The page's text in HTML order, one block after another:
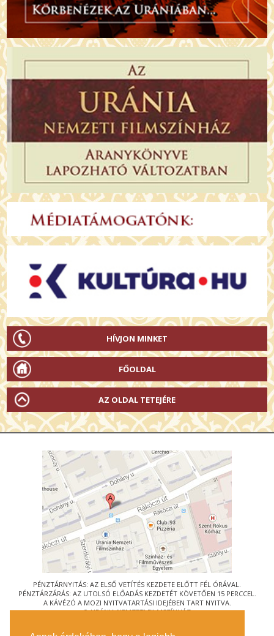
HÍVJON MINKET
FŐOLDAL
AZ OLDAL TETEJÉRE
PÉNZTÁRNYITÁS: AZ ELSŐ VETÍTÉS KEZDETE ELŐTT FÉL ÓRÁVAL.
PÉNZTÁRZÁRÁS: AZ UTOLSÓ ELŐADÁS KEZDETÉT KÖVETŐEN 15 PERCCEL.
A KÁVÉZÓ A MOZI NYITVATARTÁSI IDEJÉBEN TART NYITVA.
© URÁNIA NEMZETI FILMSZÍNHÁZ